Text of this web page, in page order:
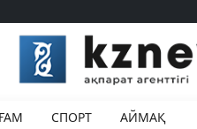
СПОРТ
АЙМАҚ